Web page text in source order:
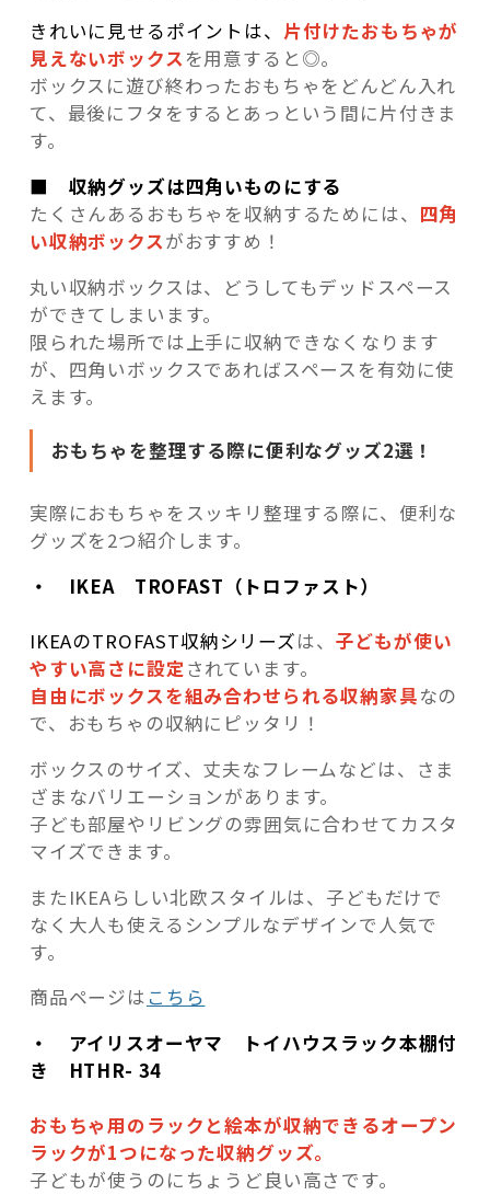
きれいに見せるポイントは、 片付けたおもちゃが
見えないボックス を用意すると◎。
ボックスに遊び終わったおもちゃをどんどん入れ
て、最後にフタをするとあっという間に片付きま
す。
■ 収納グッズは四角いものにする
たくさんあるおもちゃを収納するためには、 四角
い収納ボックスがおすすめ！
丸い収納ボックスは、どうしてもデッドスペース
ができてしまいます。
限られた場所では上手に収納できなくなります
が、四角いボックスであればスペースを有効に使
えます。
おもちゃを整理する際に便利なグッズ2選！
実際におもちゃをスッキリ整理する際に、便利な
グッズを2つ紹介します。
・ IKEA TROFAST（トロファスト）
IKEAのTROFAST収納シリーズは、 子どもが使い
やすい高さに設定されています。
自由にボックスを組み合わせられる収納家具なの
で、おもちゃの収納にピッタリ！
ボックスのサイズ、丈夫なフレームなどは、さま
ざまなバリエーションがあります。
子ども部屋やリビングの雰囲気に合わせてカスタ
マイズできます。
またIKEAらしい北欧スタイルは、子どもだけで
なく大人も使えるシンプルなデザインで人気で
す。
商品ページは こちら
・
アイリスオーヤマ トイハウスラック本棚付
き HTHR- 34
おもちゃ用のラックと絵本が収納できるオープン
ラックが1つになった収納グッズ。
子どもが使うのにちょうど良い高さです。